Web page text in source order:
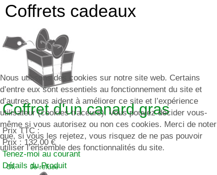
Coffrets cadeaux
Coffret d'un canard gras
Prix TTC :
Prix : 132,00 €
Tenez-moi au courant
Détails du Produit
Nous utilisons des cookies sur notre site web. Certains
d’entre eux sont essentiels au fonctionnement du site et
d’autres nous aident à améliorer ce site et l’expérience
utilisateur (cookies traceurs). Vous pouvez décider vous-
même si vous autorisez ou non ces cookies. Merci de noter
que, si vous les rejetez, vous risquez de ne pas pouvoir
utiliser l’ensemble des fonctionnalités du site.
Ok Je refuse